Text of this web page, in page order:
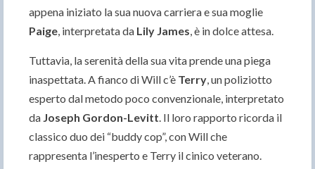
appena iniziato la sua nuova carriera e sua moglie
Paige, interpretata da Lily James, è in dolce attesa.
Tuttavia, la serenità della sua vita prende una piega
inaspettata. A fianco di Will c’è Terry, un poliziotto
esperto dal metodo poco convenzionale, interpretato
da Joseph Gordon-Levitt. Il loro rapporto ricorda il
classico duo dei “buddy cop”, con Will che
rappresenta l’inesperto e Terry il cinico veterano.